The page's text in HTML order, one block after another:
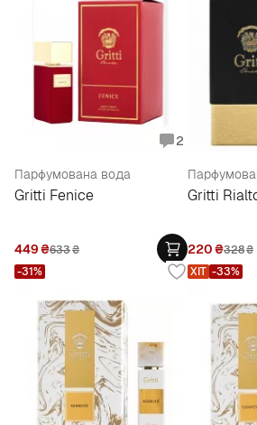
2
Парфумована вода
Gritti Fenice
449₴633₴
Gritti
220₴328₴
-31% ХІТ -33%